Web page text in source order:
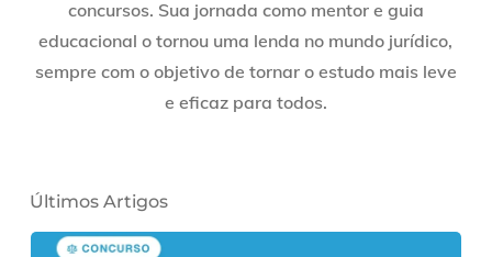
concursos. Sua jornada como mentor e guia
educacional o tornou uma lenda no mundo jurídico,
sempre com o objetivo de tornar o estudo mais leve
e eficaz para todos.
Últimos Artigos